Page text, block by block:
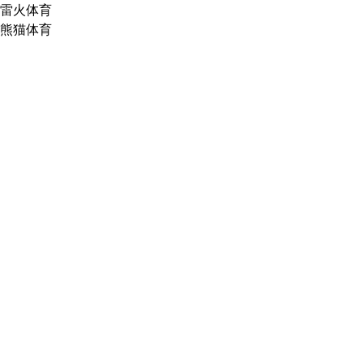
雷火体育
熊猫体育